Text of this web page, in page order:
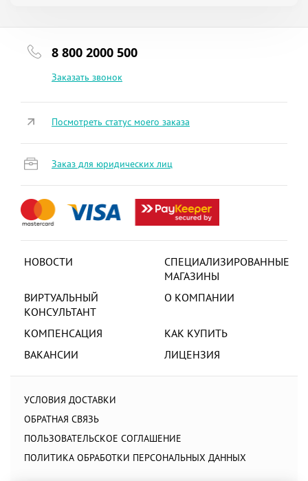
8 800 2000 500
Заказать звонок
НОВОСТИ
СПЕЦИАЛИЗИРОВАННЫЕ
МАГАЗИНЫ
ВИРТУАЛЬНЫЙ
КОНСУЛЬТАНТ
О КОМПАНИИ
КОМПЕНСАЦИЯ
КАК КУПИТЬ
ВАКАНСИИ
ЛИЦЕНЗИЯ
УСЛОВИЯ ДОСТАВКИ
ОБРАТНАЯ СВЯЗЬ
ПОЛЬЗОВАТЕЛЬСКОЕ СОГЛАШЕНИЕ
ПОЛИТИКА ОБРАБОТКИ ПЕРСОНАЛЬНЫХ ДАННЫХ
Посмотреть статус моего заказа
Заказ для юридических лиц